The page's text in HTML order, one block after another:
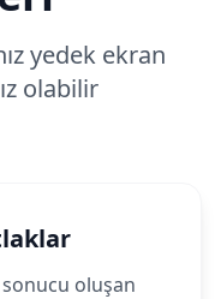
yedek ekran
olabilir
oluşan